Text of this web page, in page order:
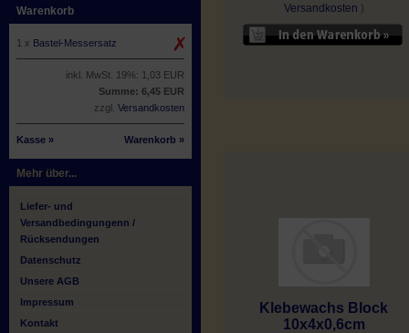
Warenkorb
1 x Bastel-Messersatz
inkl. MwSt. 19%: 1,03 EUR
Summe: 6,45 EUR
zzgl. Versandkosten
Kasse » Warenkorb »
Mehr über...
Liefer- und
Versandbedingungenn /
Rücksendungen
Datenschutz
Unsere AGB
Impressum
Kontakt
Versandkosten )
Klebewachs Block
10x4x0,6cm